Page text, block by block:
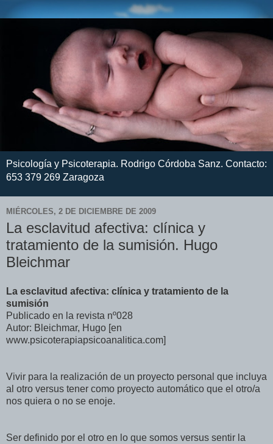
Psicología y Psicoterapia. Rodrigo Córdoba Sanz. Contacto:
653 379 269 Zaragoza
MIÉRCOLES, 2 DE DICIEMBRE DE 2009
La esclavitud afectiva: clínica y
tratamiento de la sumisión. Hugo
Bleichmar
La esclavitud afectiva: clínica y tratamiento de la
sumisión
Publicado en la revista nº028
Autor: Bleichmar, Hugo [en
www.psicoterapiapsicoanalitica.com]
Vivir para la realización de un proyecto personal que incluya
al otro versus tener como proyecto automático que el otro/a
nos quiera o no se enoje.
Ser definido por el otro en lo que somos versus sentir la